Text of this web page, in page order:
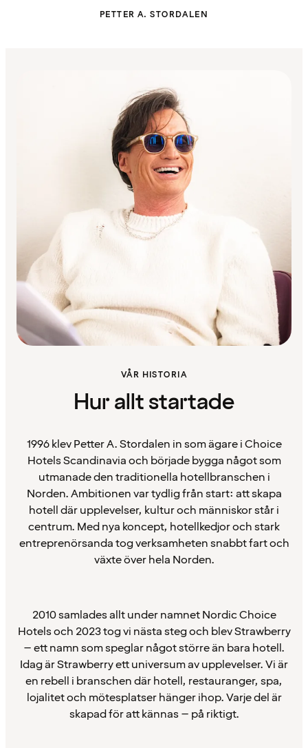
PETTER A. STORDALEN
VÅR HISTORIA
Hur allt startade
1996 klev Petter A. Stordalen in som ägare i Choice
Hotels Scandinavia och började bygga något som
utmanade den traditionella hotellbranschen i
Norden. Ambitionen var tydlig från start: att skapa
hotell där upplevelser, kultur och människor står i
centrum. Med nya koncept, hotellkedjor och stark
entreprenörsanda tog verksamheten snabbt fart och
växte över hela Norden.
2010 samlades allt under namnet Nordic Choice
Hotels och 2023 tog vi nästa steg och blev Strawberry
– ett namn som speglar något större än bara hotell.
Idag är Strawberry ett universum av upplevelser. Vi är
en rebell i branschen där hotell, restauranger, spa,
lojalitet och mötesplatser hänger ihop. Varje del är
skapad för att kännas – på riktigt.